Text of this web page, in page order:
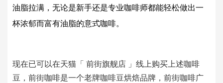
油脂拉满，无论是新手还是专业咖啡师都能轻松做出一
杯浓郁而富有油脂的意式咖啡。
现在已可以在天猫「 前街旗舰店 」线上购买上述咖啡
豆，前街咖啡是一个老牌咖啡豆烘焙品牌，前街咖啡广